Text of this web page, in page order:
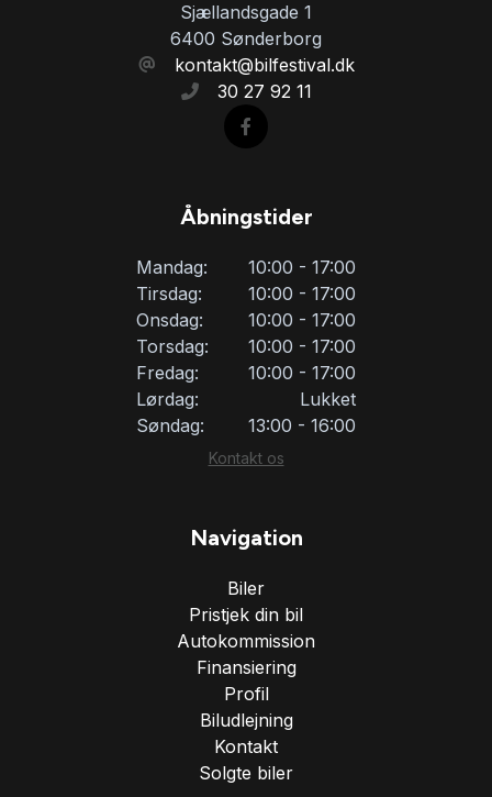
Sjællandsgade 1
6400 Sønderborg
kontakt@bilfestival.dk
30 27 92 11
Åbningstider
Mandag:
10:00 - 17:00
Tirsdag:
10:00 - 17:00
Onsdag:
10:00 - 17:00
Torsdag:
10:00 - 17:00
Fredag:
10:00 - 17:00
Lørdag:
Lukket
Søndag:
13:00 - 16:00
Kontakt os
Navigation
Biler
Pristjek din bil
Autokommission
Finansiering
Profil
Biludlejning
Kontakt
Solgte biler